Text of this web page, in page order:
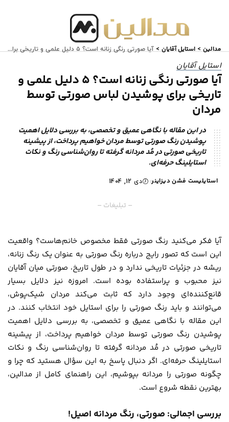
مدالین > استایل آقایان > آیا صورتی رنگی زنانه است؟ ۵ دلیل علمی و تاریخی برای پوشیدن لباس صورتی توسط مردان
استایل آقایان
آیا صورتی رنگی زنانه است؟ ۵ دلیل علمی و
تاریخی برای پوشیدن لباس صورتی توسط
مردان
در این مقاله با نگاهی عمیق و تخصصی، به بررسی دلایل اهمیت
پوشیدن رنگ صورتی توسط مردان خواهیم پرداخت، از پیشینه
تاریخی صورتی در مُد مردانه گرفته تا روان‌شناسی رنگ و نکات
استایلینگ حرفه‌ای.
استایلیست فشن دیزاینر دی 12, 1404
– تبلیغات –
آیا فکر می‌کنید رنگ صورتی فقط مخصوص خانم‌هاست؟ واقعیت
این است که تصور رایج درباره رنگ صورتی به عنوان یک رنگ زنانه،
ریشه در جزئیات تاریخی ندارد و در طول تاریخ، صورتی میان آقایان
نیز محبوب و پراستفاده بوده است. امروزه نیز دلایل بسیار
قانع‌کننده‌ای وجود دارد که ثابت می‌کند مردان شیک‌پوش،
می‌توانند و باید رنگ صورتی را برای استایل خود انتخاب کنند. در
این مقاله با نگاهی عمیق و تخصصی، به بررسی دلایل اهمیت
پوشیدن رنگ صورتی توسط مردان خواهیم پرداخت، از پیشینه
تاریخی صورتی در مُد مردانه گرفته تا روان‌شناسی رنگ و نکات
استایلینگ حرفه‌ای. اگر دنبال پاسخ به این سؤال هستید که چرا و
چگونه صورتی را مردانه بپوشیم، این راهنمای کامل از مدالین،
بهترین نقطه شروع است.
بررسی اجمالی: صورتی، رنگ مردانه اصیل!